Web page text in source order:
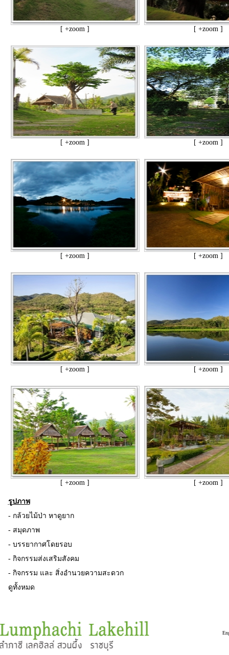
[ +zoom ] [ +zoom ]
[ +zoom ] [ +zoom ]
[ +zoom ] [ +zoom ]
[ +zoom ] [ +zoom ]
[ +zoom ] [ +zoom ]
รูปภาพ
- กล้วยไม้ป่า หาดูยาก
- สมุดภาพ
- บรรยากาศโดยรอบ
- กิจกรรมส่งเสริมสังคม
- กิจกรรม และ สิ่งอำนวยความสะดวก
ดูทั้งหมด